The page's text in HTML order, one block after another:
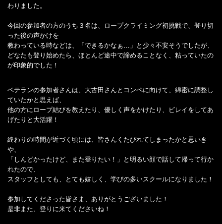
わりました。
今回の参加者の方のうち３名は、ロープクライミング初挑戦で、登り切
った後の声かけを
教わっている時などは、「できるかなぁ…」と少々不安そうでしたが、
どなたも登り始めたら、ほとんど途中で諦めることなく、粘っていたの
が印象的でした！
ベテランの参加者さんは、大古田さんとコンペに向けて、綿密に調整し
ていたかと思えば、
他の方にロープ結びを教えたり、優しく声をかけたり、ビレイをしてあ
げたりと大活躍！
終わりの時間が近づく頃には、皆さんくたびれてしまったかと思いき
や、
「しんどかったけど、また登りたい！」と明るい顔で話して帰って行か
れたので、
スタッフとしても、とても嬉しく、学びの多いスクールになりました！
参加してくださった皆さま、ありがとうございました！
是非また、登りに来てくださいね！